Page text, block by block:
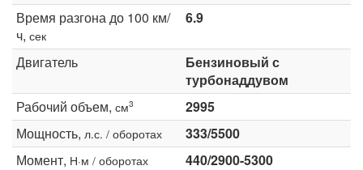
Время разгона до 100 км/
ч, сек
6.9
Двигатель
Бензиновый с
турбонаддувом
Рабочий объем, см3
2995
Мощность, л.с. / оборотах
333/5500
Момент, Н·м / оборотах
440/2900-5300